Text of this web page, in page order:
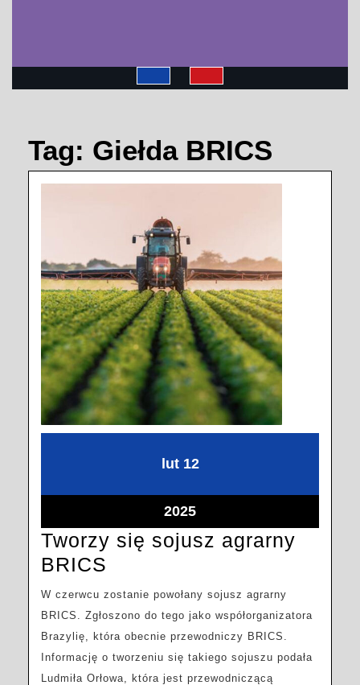
Button
Tag: Giełda BRICS
lut2025-
12
122025-
20252025-
02-
Tworzy się sojusz agrarny
BRICS
się
sojusz
agrarny
BRICS
W czerwcu zostanie powołany sojusz agrarny
BRICS. Zgłoszono do tego jako współorganizatora
Brazylię, która obecnie przewodniczy BRICS.
Informację o tworzeniu się takiego sojuszu podała
Ludmiła Orłowa, która jest przewodniczącą